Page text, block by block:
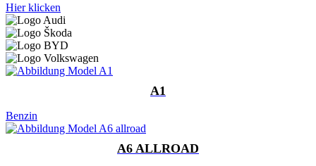
Hier klicken
A1
Benzin
A6 ALLROAD